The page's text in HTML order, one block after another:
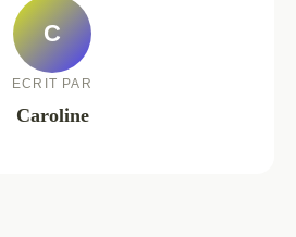
C
ECRIT PAR
Caroline